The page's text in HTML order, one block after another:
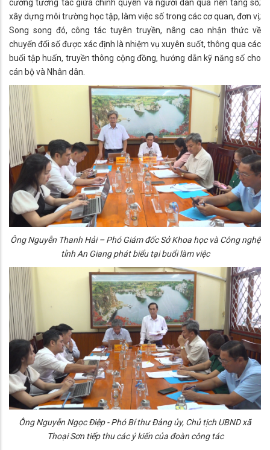
cường tương tác giữa chính quyền và người dân qua nền tảng số;
xây dựng môi trường học tập, làm việc số trong các cơ quan, đơn vị;
Song song đó, công tác tuyên truyền, nâng cao nhận thức về
chuyển đổi số được xác định là nhiệm vụ xuyên suốt, thông qua các
buổi tập huấn, truyền thông cộng đồng, hướng dẫn kỹ năng số cho
cán bộ và Nhân dân.
Ông Nguyễn Thanh Hải – Phó Giám đốc Sở Khoa học và Công nghệ
tỉnh An Giang phát biểu tại buổi làm việc
Ông Nguyễn Ngọc Điệp - Phó Bí thư Đảng ủy, Chủ tịch UBND xã
Thoại Sơn tiếp thu các ý kiến của đoàn công tác